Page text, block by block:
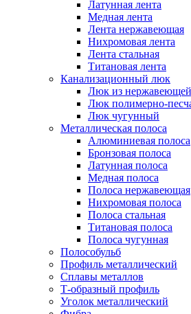
Латунная лента
Медная лента
Лента нержавеющая
Нихромовая лента
Лента стальная
Титановая лента
Канализационный люк
Люк из нержавеющей
Люк полимерно-
Люк чугунный
Металлическая полоса
Алюминиевая полоса
Бронзовая полоса
Латунная полоса
Медная полоса
Полоса нержавеющая
Нихромовая полоса
Полоса стальная
Титановая полоса
Полоса чугунная
Полособульб
Профиль металлический
Сплавы металлов
Т-образный профиль
Уголок металлический